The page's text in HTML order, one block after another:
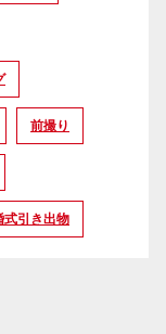
前撮り
式引き出物